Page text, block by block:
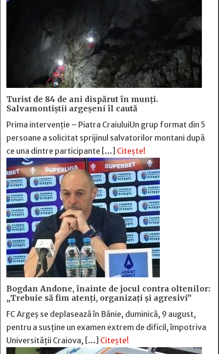
Turist de 84 de ani dispărut în munți.
Salvamontiștii argeșeni îl caută
Prima intervenție – Piatra CraiuluiUn grup format din 5
persoane a solicitat sprijinul salvatorilor montani după
ce una dintre participante […] Citește!
Bogdan Andone, înainte de jocul contra oltenilor:
„Trebuie să fim atenți, organizați și agresivi”
FC Argeș se deplasează în Bănie, duminică, 9 august,
pentru a susține un examen extrem de dificil, împotriva
Universității Craiova, […] Citește!